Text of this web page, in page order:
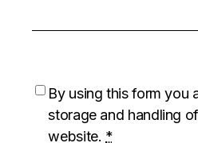
By using this form you
storage and handling
website. *